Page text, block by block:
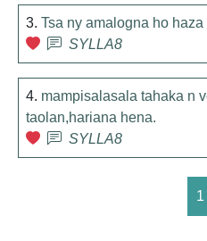
3. Tsa ny amalogna ho
SYLLA8
4. mampisalasala tahaka n
taolan,hariana hena.
SYLLA8
1